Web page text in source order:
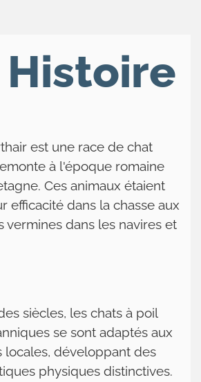
Histoire
est une race de chat
à l'époque romaine
Ces animaux étaient
efficacité dans la chasse aux
vermines dans les navires et
siècles, les chats à poil
se sont adaptés aux
locales, développant des
physiques distinctives.